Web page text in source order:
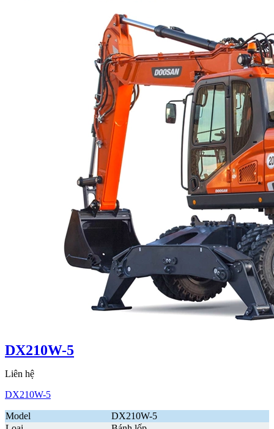
DX210W-5
Liên hệ
DX210W-5
Model
DX210W-5